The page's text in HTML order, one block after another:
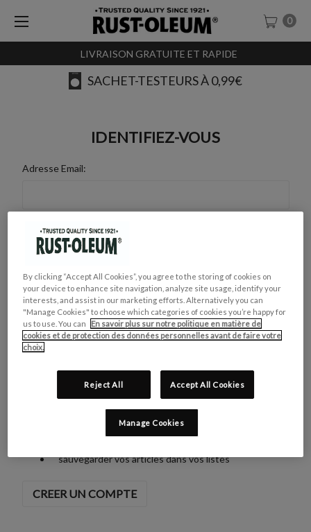
LIVRAISON GRATUITE ET RAPIDE
0
SACHET-TESTEURS À 0,99€
IDENTIFIEZ-VOUS
Adresse Email:
Mot de Passe :
Mot de passe oublié ?
Créez un compte vous permettra de :
valider votre panier plus vite
accéder à votre historique de commande
sauvegarder vos articles dans vos listes
CREER UN COMPTE
By clicking “Accept All Cookies”, you agree to the storing of cookies on
your device to enhance site navigation, analyze site usage, identify your
interests, and assist in our marketing efforts. Alternatively you can
"Manage Cookies" to choose which categories of cookies you’re happy for
us to use. You can
En savoir plus sur notre politique en matière de
cookies et de protection des données personnelles avant de faire votre
choix.
Reject All Accept All Cookies
Manage Cookies